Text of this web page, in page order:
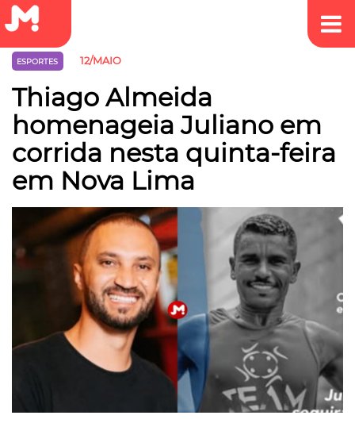
ESPORTES 12/MAIO
Thiago Almeida
homenageia Juliano em
corrida nesta quinta-feira
em Nova Lima